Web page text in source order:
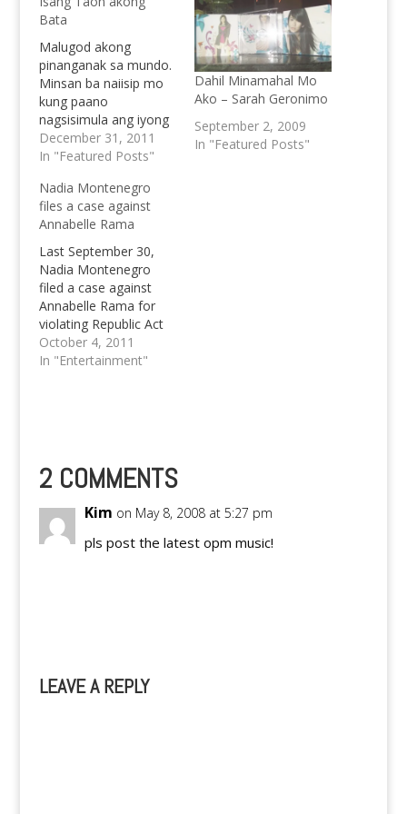
Bata
Malugod akong
pinanganak sa mundo.
Minsan ba naiisip mo
kung paano
nagsisimula ang iyong
panaginip? Ang hirap
mamalayan na walang
mo. Naaalala mo ba
kung paano ka
pinanganak, pinaltan
ng diaper at
kinayamutan ng mga
magulang mo noong
iyak ka pa ng iyak dahil
wala ka…
December 31, 2011
In "Featured Posts"
Dahil Minamahal Mo
Ako – Sarah Geronimo
September 2, 2009
In "Featured Posts"
Nadia Montenegro
files a case against
Annabelle Rama
Last September 30,
Nadia Montenegro
filed a case against
Annabelle Rama for
violating Republic Act
No. 7610 or the Anti-
Child Abuse Act.
rumors about her two
daughters, Anykka
Allandra Pla Asistio
(15) and Alyana
Alissandra Pla…
October 4, 2011
In "Entertainment"
2 COMMENTS
Kim on May 8, 2008 at 5:27 pm
pls post the latest opm music!
LEAVE A REPLY